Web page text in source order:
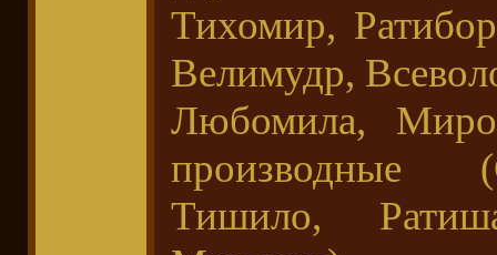
Тихомир,
Велимудр,
Любомила,
производные
Тишило,